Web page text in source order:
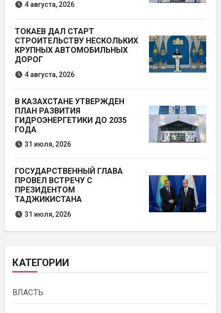
4 августа, 2026
ТОКАЕВ ДАЛ СТАРТ
СТРОИТЕЛЬСТВУ НЕСКОЛЬКИХ
КРУПНЫХ АВТОМОБИЛЬНЫХ
ДОРОГ
4 августа, 2026
В КАЗАХСТАНЕ УТВЕРЖДЕН
ПЛАН РАЗВИТИЯ
ГИДРОЭНЕРГЕТИКИ ДО 2035
ГОДА
31 июля, 2026
ГОСУДАРСТВЕННЫЙ ГЛАВА
ПРОВЕЛ ВСТРЕЧУ С
ПРЕЗИДЕНТОМ
ТАДЖИКИСТАНА
31 июля, 2026
КАТЕГОРИИ
ВЛАСТЬ